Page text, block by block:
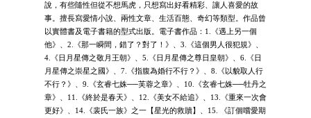
說，有些隨性但從不想馬虎，只想寫出好看精彩、讓人喜愛的故
事。擅長寫愛情小說、兩性文章、生活百態、奇幻等類型。作品曾
以實體書及電子書籍的型式出版。電子書作品：1.《遇上另一個
他》、2.《那一瞬間，錯了？對了！》、3.《這個男人很犯規》、
4.《日月星傳之敬月王朝》、5.《日月星傳之尊日皇朝》、6.《日
月星傳之崇星之國》、7.《指腹為婚行不行？》、8.《以貌取人行
不行？》、9.《玄睿七姝──芙蓉之章》、10.《玄睿七姝──牡丹之
章》、11.《終於是春天》、12.《美女不給追》、13.《重來一次會
更好》、14.《裴氏一族》之一【星光的救贖】、15. 《訂個嚐愛期